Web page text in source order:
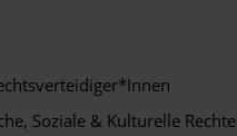
Soziale & Kulturelle Rechte